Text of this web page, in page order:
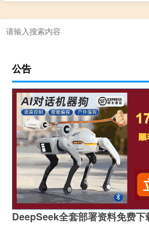
公告
DeepSeek全套部署资料免费下